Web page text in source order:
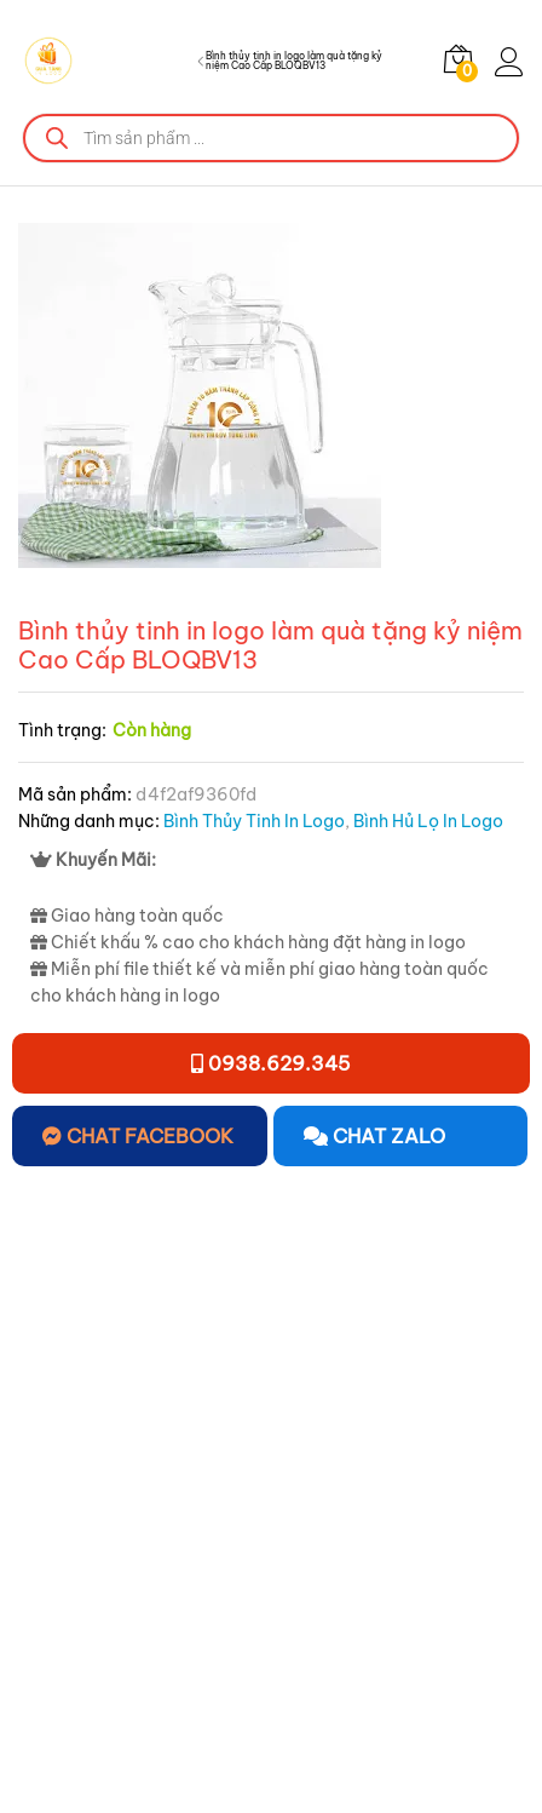
Bình thủy tinh in logo làm quà tặng kỷ
niệm Cao Cấp BLOQBV13
0
Bình thủy tinh in logo làm quà tặng kỷ niệm
Cao Cấp BLOQBV13
Tình trạng: Còn hàng
Mã sản phẩm: d4f2af9360fd
Những danh mục: Bình Thủy Tinh In Logo, Bình Hủ Lọ In Logo
Khuyến Mãi:
Giao hàng toàn quốc
Chiết khấu % cao cho khách hàng đặt hàng in logo
Miễn phí file thiết kế và miễn phí giao hàng toàn quốc
cho khách hàng in logo
0938.629.345
CHAT FACEBOOK CHAT ZALO